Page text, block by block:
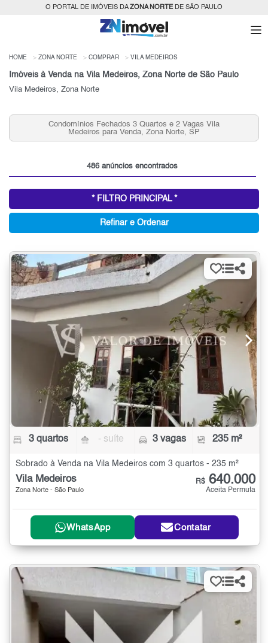
O PORTAL DE IMÓVEIS DAZONA NORTEDE SÃO PAULO
HOME ZONA NORTE COMPRAR VILA MEDEIROS
Imóveis à Venda na Vila Medeiros, Zona Norte de São Paulo
Vila Medeiros, Zona Norte
Condomínios Fechados 2 Quartos e 2 Vagas Vila
Medeiros para Venda, Zona Norte, SP
486 anúncios encontrados
* FILTRO PRINCIPAL *
Refinar e Ordenar
3 quartos - suíte 3 vagas 235 m²
Sobrado à Venda na Vila Medeiros com 3 quartos - 235 m²
Vila Medeiros
Zona Norte - São Paulo
R$ 640.000
Aceita Permuta
WhatsApp Contatar